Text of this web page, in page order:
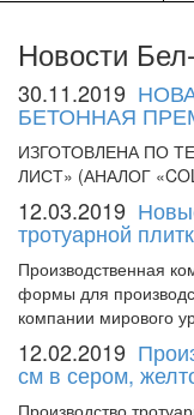
Новости
30.11.2019
БЕТОННАЯ
ИЗГОТОВЛЕНА ПО
ЛИСТ» (АНАЛОГ
12.03.2019
тротуарной
Производственная
формы для
компании мирового
12.02.2019
см в сером,